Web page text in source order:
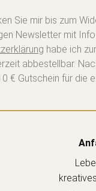
Sie mir bis zum
Newsletter mit
habe ich
abbestellbar.
€ Gutschein für die